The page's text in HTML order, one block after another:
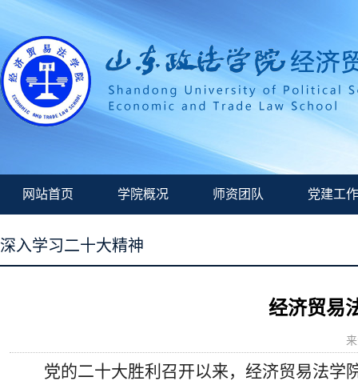
网站首页 学院概况 师资团队 党建工作
深入学习二十大精神
经济贸易
党的二十大胜利召开以来，经济贸易法学